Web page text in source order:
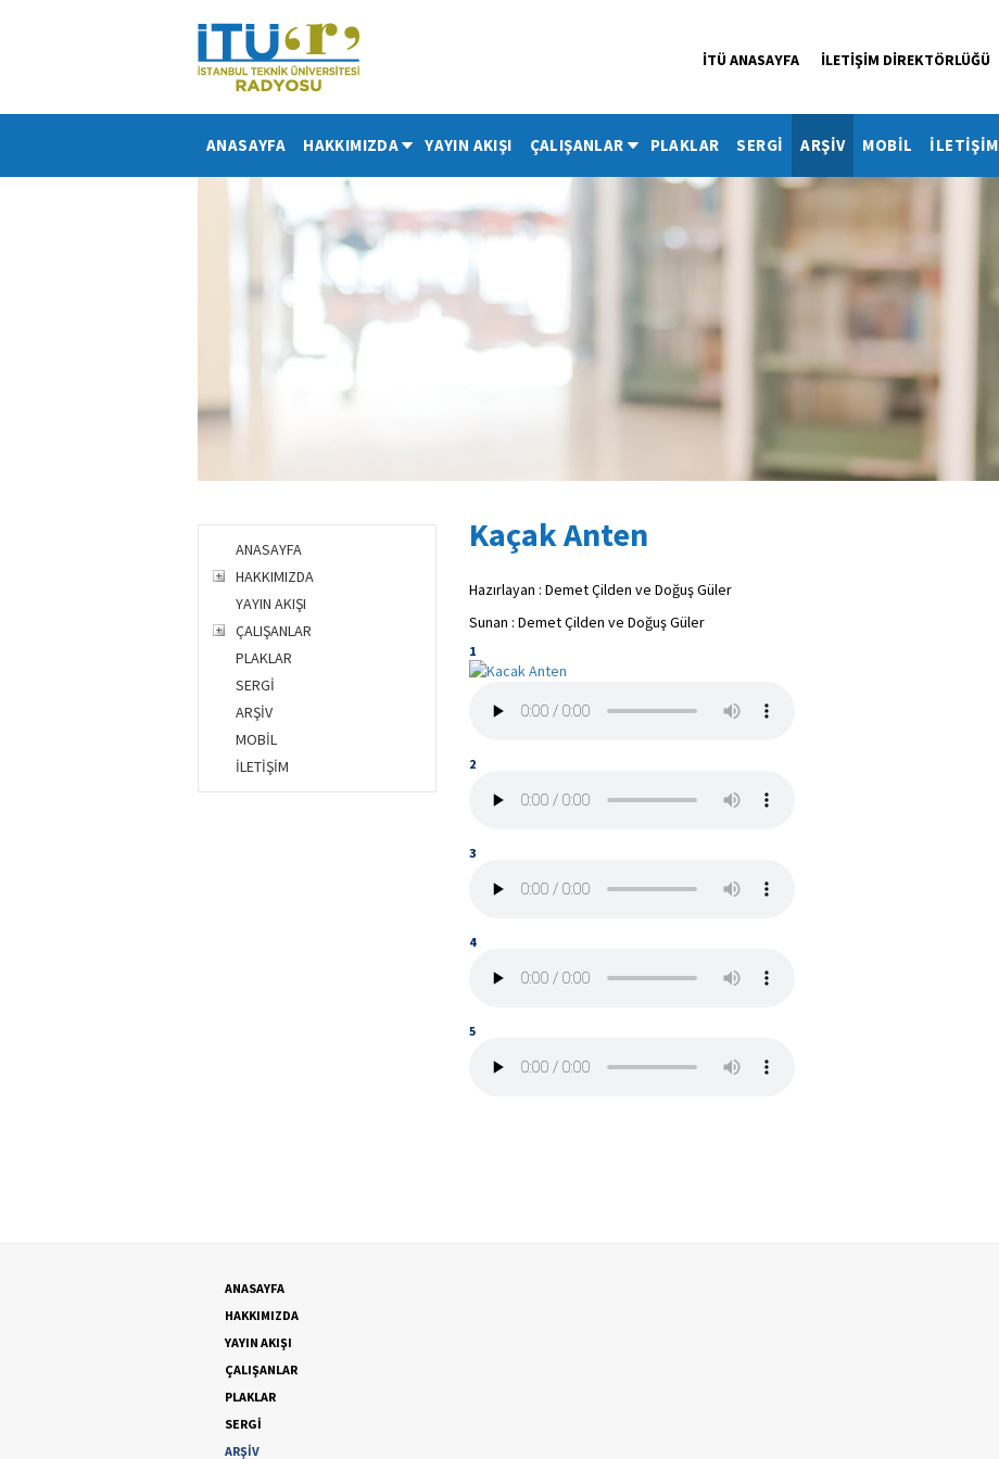
İTÜ ANASAYFA İLETİŞİM DİREKTÖRLÜĞÜ
ANASAYFA HAKKIMIZDA YAYIN AKIŞI ÇALIŞANLAR PLAKLAR SERGİ ARŞİV MOBİL İLETİŞİM
ANASAYFA
HAKKIMIZDA
YAYIN AKIŞI
ÇALIŞANLAR
PLAKLAR
SERGİ
ARŞİV
MOBİL
İLETİŞİM
Kaçak Anten
Hazırlayan : Demet Çilden ve Doğuş Güler
Sunan : Demet Çilden ve Doğuş Güler
1
2
3
4
5
ANASAYFA
HAKKIMIZDA
YAYIN AKIŞI
ÇALIŞANLAR
PLAKLAR
SERGİ
ARŞİV